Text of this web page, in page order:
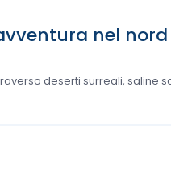
nel
deserti surreali, saline